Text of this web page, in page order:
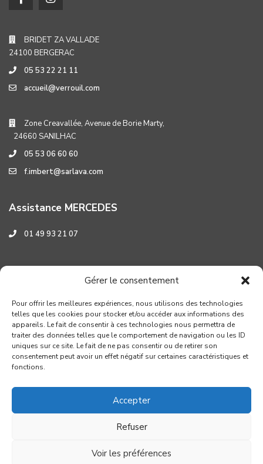
Gérer le consentement
Pour offrir les meilleures expériences, nous utilisons des technologies
telles que les cookies pour stocker et/ou accéder aux informations des
appareils. Le fait de consentir à ces technologies nous permettra de
traiter des données telles que le comportement de navigation ou les ID
uniques sur ce site. Le fait de ne pas consentir ou de retirer son
consentement peut avoir un effet négatif sur certaines caractéristiques et
fonctions.
Accepter
Refuser
Voir les préférences
BRIDET ZA VALLADE
24100 BERGERAC
05 53 22 21 11
accueil@verrouil.com
Zone Creavallée, Avenue de Borie Marty,
24660 SANILHAC
05 53 06 60 60
f.imbert@sarlava.com
Assistance MERCEDES
01 49 93 21 07
Assistance HYUNDAI
Conditions générales de réparation